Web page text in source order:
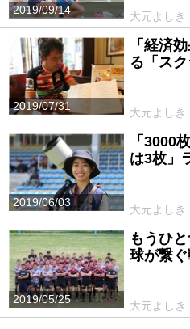
2019/09/14
大元よしき
2019/07/31
「経済
る「ス
大元よしき
2019/06/03
「3000
は3枚」
大元よしき
2019/05/25
もうひ
球が繋
大元よしき